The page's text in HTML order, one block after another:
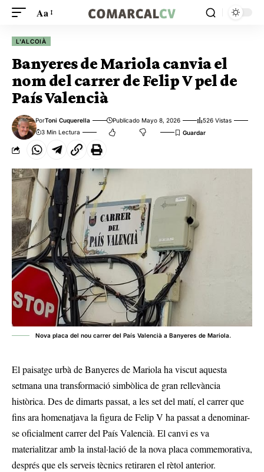
Aa
L'ALCOIÀ
Banyeres de Mariola canvia el
nom del carrer de Felip V pel de
País Valencià
PorToni Cuquerella Publicado Mayo 8, 2026
526 Vistas
3 Min Lectura
Nova placa del nou carrer del País Valencià a Banyeres de Mariola.
El paisatge urbà de Banyeres de Mariola ha viscut aquesta
setmana una transformació simbòlica de gran rellevància
històrica. Des de dimarts passat, a les set del matí, el carrer que
fins ara homenatjava la figura de Felip V ha passat a denominar-
se oficialment carrer del País Valencià. El canvi es va
materialitzar amb la instal·lació de la nova placa commemorativa,
després que els serveis tècnics retiraren el rètol anterior.